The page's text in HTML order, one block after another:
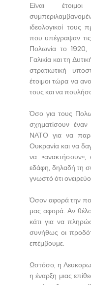
Είναι
ιδεολογικοί τους
που υπέγραψαν τις
Πολωνία το
Γαλικία και τη
στρατιωτική
έτοιμοι τώρα να
τους και να
Όσο για τους
σχηματίσουν
ΝΑΤΟ για να
Ουκρανία και να
να
εδάφη, δηλαδή τη
γνωστό ότι
Όσον αφορά την
μας αφορά. Αν
κάτι για να
συνήθως οι
επέμβουμε.
Ωστόσο, η
η έναρξη μιας